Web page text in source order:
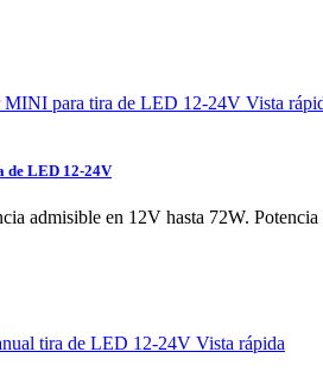
Vista
LED 12-24V
admisible en 12V hasta 72W.
Vista rápida